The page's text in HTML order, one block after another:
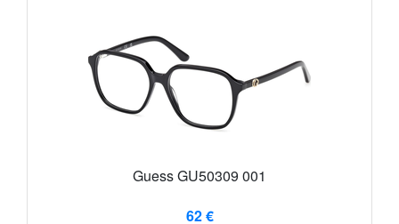
Guess GU50309 001
62 €